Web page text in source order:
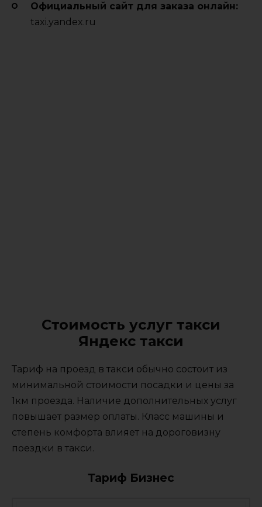
Официальный сайт для заказа онлайн:
taxi.yandex.ru
Стоимость услуг такси
Яндекс такси
Тариф на проезд в такси обычно состоит из
минимальной стоимости посадки и цены за
1км проезда. Наличие дополнительных услуг
повышает размер оплаты. Класс машины и
степень комфорта влияет на дороговизну
поездки в такси.
Тариф Бизнес